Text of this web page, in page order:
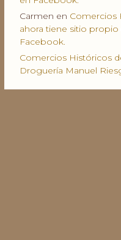
Carmen en Comercios
ahora tiene sitio propio
Facebook.
Comercios Históricos
Droguería Manuel